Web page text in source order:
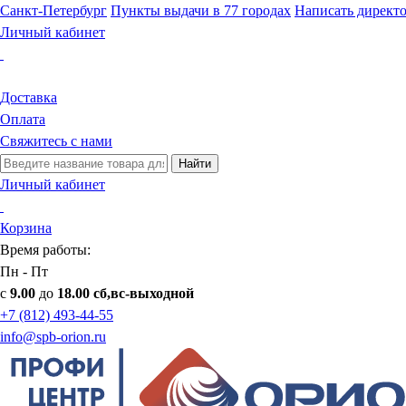
Санкт-Петербург Пункты выдачи в 77 городах Написать
Личный кабинет
Доставка
Оплата
Свяжитесь с нами
Найти
Личный кабинет
Корзина
Время работы:
Пн - Пт
с 9.00 до 18.00 сб,вс-выходной
+7 (812) 493-44-55
info@spb-orion.ru